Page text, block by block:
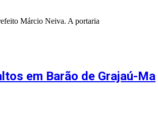
Márcio Neiva. A portaria
em Barão de Grajaú-Ma